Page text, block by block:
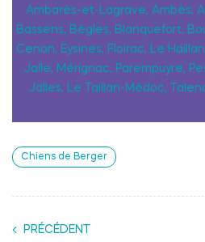
Ambarès-et-Lagrave, Ambès,
Bassens, Bègles, Blanquefort,
Cenon, Eysines, Floirac, Le
Jalle, Mérignac, Parempuyre,
Jalles, Le Taillan-Médoc,
Chiens de Berger
PRÉCÉDENT